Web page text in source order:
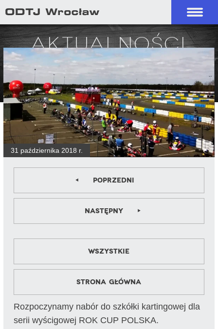
Aktualności
31 października 2018 r.
Poprzedni
Następny
Wszystkie
Strona główna
Rozpoczynamy nabór do szkółki kartingowej dla
serii wyścigowej ROK CUP POLSKA.